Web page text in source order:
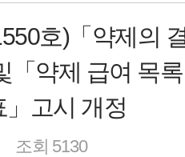
호)「약제의
「약제 급여 목
고시 개정
조회 5130